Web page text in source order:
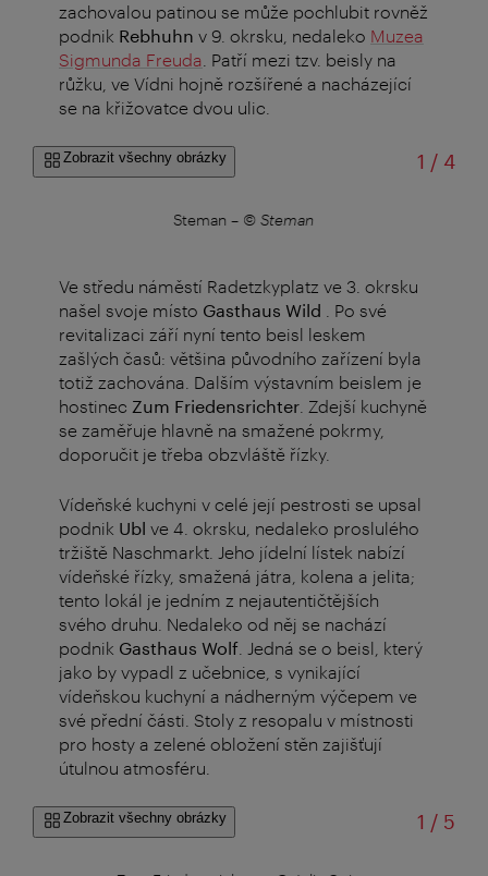
zachovalou patinou se může pochlubit rovněž
podnik Rebhuhn v 9. okrsku, nedaleko Muzea
Sigmunda Freuda . Patří mezi tzv. beisly na
růžku, ve Vídni hojně rozšířené a nacházející
se na křižovatce dvou ulic.
Zobrazit všechny obrázky 1 /z4
Steman – © Steman
Ve středu náměstí Radetzkyplatz ve 3. okrsku
našel svoje místo Gasthaus Wild
. Po své
revitalizaci září nyní tento beisl leskem
zašlých časů: většina původního zařízení byla
totiž zachována. Dalším výstavním beislem je
hostinec Zum Friedensrichter . Zdejší kuchyně
se zaměřuje hlavně na smažené pokrmy,
doporučit je třeba obzvláště řízky.
Vídeňské kuchyni v celé její pestrosti se upsal
podnik Ubl ve 4. okrsku, nedaleko proslulého
tržiště Naschmarkt. Jeho jídelní lístek nabízí
vídeňské řízky, smažená játra, kolena a jelita;
tento lokál je jedním z nejautentičtějších
svého druhu. Nedaleko od něj se nachází
podnik Gasthaus Wolf . Jedná se o beisl, který
jako by vypadl z učebnice, s vynikající
vídeňskou kuchyní a nádherným výčepem ve
své přední části. Stoly z resopalu v místnosti
pro hosty a zelené obložení stěn zajišťují
útulnou atmosféru.
Zobrazit všechny obrázky 1 /z5